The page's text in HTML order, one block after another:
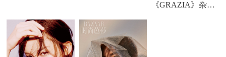
古力娜扎个人资料简介 古力娜扎高清写真照
《GRAZIA》杂志照